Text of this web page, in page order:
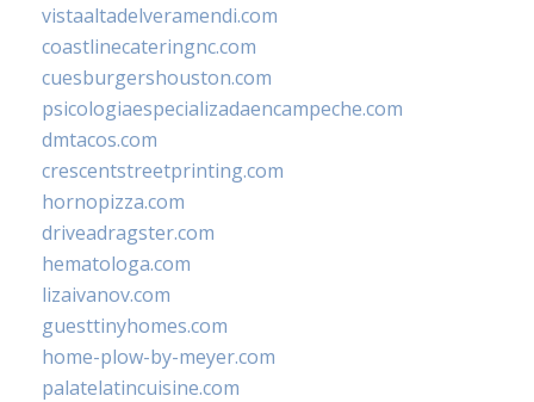
vistaaltadelveramendi.com
coastlinecateringnc.com
cuesburgershouston.com
psicologiaespecializadaencampeche.com
dmtacos.com
crescentstreetprinting.com
hornopizza.com
driveadragster.com
hematologa.com
lizaivanov.com
guesttinyhomes.com
home-plow-by-meyer.com
palatelatincuisine.com